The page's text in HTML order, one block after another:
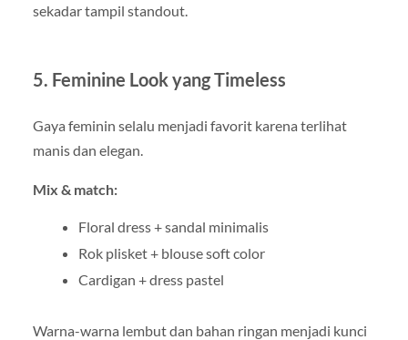
sekadar tampil standout.
5. Feminine Look yang Timeless
Gaya feminin selalu menjadi favorit karena terlihat
manis dan elegan.
Mix & match:
Floral dress + sandal minimalis
Rok plisket + blouse soft color
Cardigan + dress pastel
Warna-warna lembut dan bahan ringan menjadi kunci